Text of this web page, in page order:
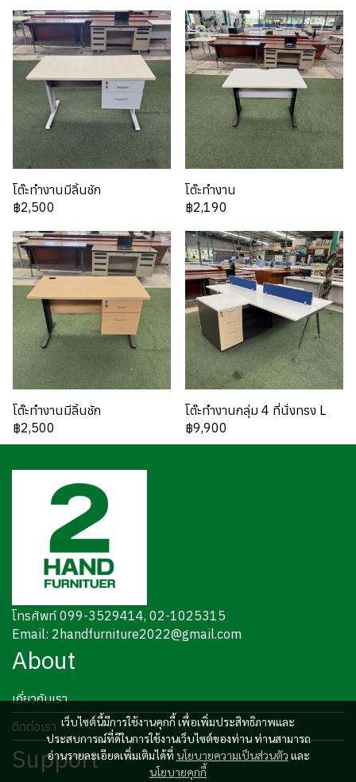
โต๊ะทำงานมีลิ้นชัก
฿2,500
โต๊ะทำงาน
฿2,190
โต๊ะทำงานมีลิ้นชัก
฿2,500
โต๊ะทำงานกลุ่ม 4 ที่นั่งทรง L
฿9,900
เว็บไซต์นี้มีการใช้งานคุกกี้ เพื่อเพิ่มประสิทธิภาพและ
ประสบการณ์ที่ดีในการใช้งานเว็บไซต์ของท่าน ท่านสามารถ
อ่านรายละเอียดเพิ่มเติมได้ที่ นโยบายความเป็นส่วนตัว และ
นโยบายคุกกี้
โทรศัพท์ 099-3529414, 02-1025315
Email: 2handfurniture2022@gmail.com
About
เกี่ยวกับเรา
ติดต่อเรา
Support